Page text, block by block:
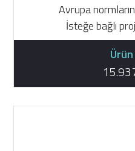
Avrupa
İsteğe bağlı